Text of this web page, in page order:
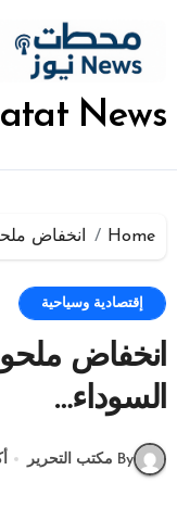
المحتوى
News
Home انخفاض
إقتصادية وسياحية
انخفاض
السوداء…
By مكتب التحرير